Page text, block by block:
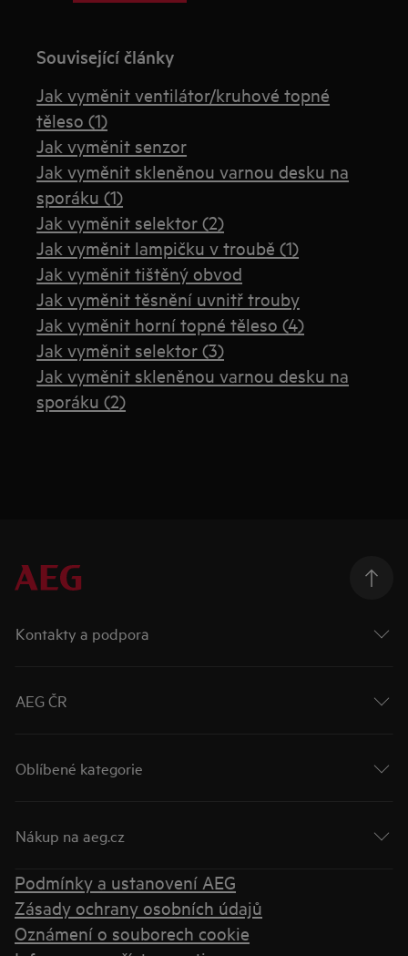
Související články
Jak vyměnit ventilátor/kruhové topné
těleso (1)
Jak vyměnit senzor
Jak vyměnit skleněnou varnou desku na
sporáku (1)
Jak vyměnit selektor (2)
Jak vyměnit lampičku v troubě (1)
Jak vyměnit tištěný obvod
Jak vyměnit těsnění uvnitř trouby
Jak vyměnit horní topné těleso (4)
Jak vyměnit selektor (3)
Jak vyměnit skleněnou varnou desku na
sporáku (2)
Kontakty a podpora
AEG ČR
Oblíbené kategorie
Nákup na aeg.cz
Podmínky a ustanovení AEG
Zásady ochrany osobních údajů
Oznámení o souborech cookie